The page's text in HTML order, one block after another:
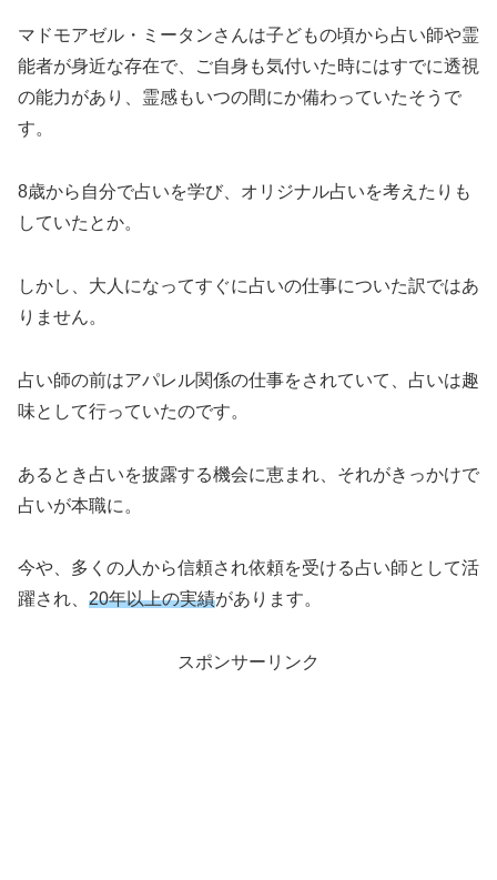
マドモアゼル・ミータンさんは子どもの頃から占い師や霊
能者が身近な存在で、ご自身も気付いた時にはすでに透視
の能力があり、霊感もいつの間にか備わっていたそうで
す。
8歳から自分で占いを学び、オリジナル占いを考えたりも
していたとか。
しかし、大人になってすぐに占いの仕事についた訳ではあ
りません。
占い師の前はアパレル関係の仕事をされていて、占いは趣
味として行っていたのです。
あるとき占いを披露する機会に恵まれ、それがきっかけで
占いが本職に。
今や、多くの人から信頼され依頼を受ける占い師として活
躍され、 20年以上の実績があります。
スポンサーリンク